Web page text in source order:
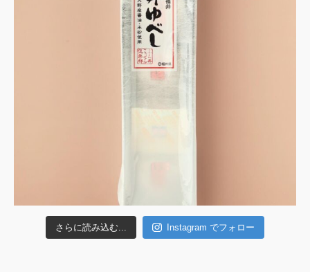
さらに読み込む... Instagram でフォロー